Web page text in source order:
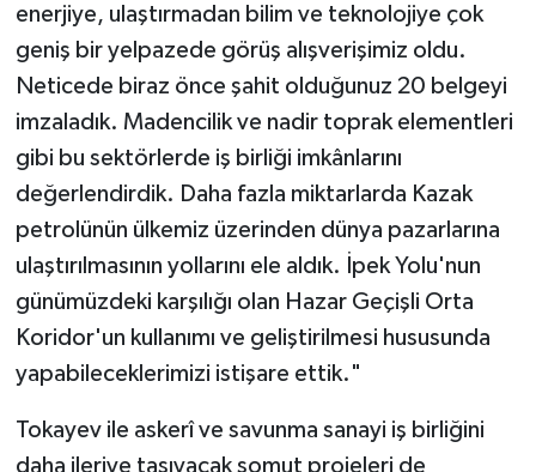
enerjiye, ulaştırmadan bilim ve teknolojiye çok
geniş bir yelpazede görüş alışverişimiz oldu.
Neticede biraz önce şahit olduğunuz 20 belgeyi
imzaladık. Madencilik ve nadir toprak elementleri
gibi bu sektörlerde iş birliği imkânlarını
değerlendirdik. Daha fazla miktarlarda Kazak
petrolünün ülkemiz üzerinden dünya pazarlarına
ulaştırılmasının yollarını ele aldık. İpek Yolu'nun
günümüzdeki karşılığı olan Hazar Geçişli Orta
Koridor'un kullanımı ve geliştirilmesi hususunda
yapabileceklerimizi istişare ettik."
Tokayev ile askerî ve savunma sanayi iş birliğini
daha ileriye taşıyacak somut projeleri de